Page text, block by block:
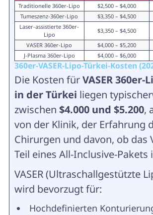
Traditionelle 360er-Lipo $2,500 – $4,000
Tumeszenz-360er-Lipo
$3,350 – $4,500
Laser-assistierte 360er-
Lipo
$3,350 – $4,500
VASER 360er-Lipo
$4,000 – $5,200
J-Plasma 360er-Lipo
$4,000 – $6,000
360er-VASER-Lipo-Türkei-Kosten
Die Kosten fürVASER
in der Türkei liegen
zwischen $4.000 und $5.200,
von der Klinik, der Erfahrung
Chirurgen und davon, ob das
Teil eines All-Inclusive-Pakets
VASER (Ultraschallgestützte
wird bevorzugt für:
Hochdefinierten